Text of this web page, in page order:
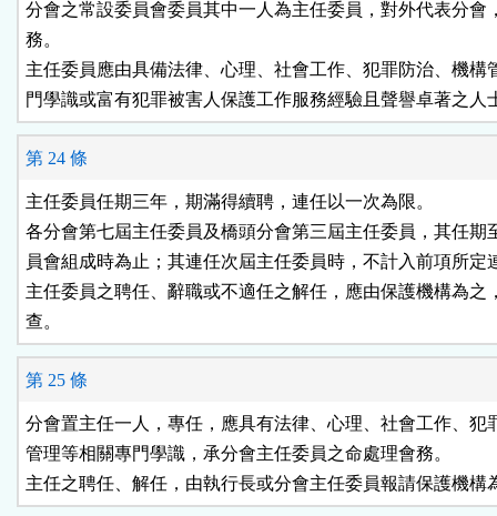
分會之常設委員會委員其中一人為主任委員，對外代表分會
務。
主任委員應由具備法律、心理、社會工作、犯罪防治、機構
門學識或富有犯罪被害人保護工作服務經驗且聲譽卓著之人
第 24 條
主任委員任期三年，期滿得續聘，連任以一次為限。
各分會第七屆主任委員及橋頭分會第三屆主任委員，其任期
員會組成時為止；其連任次屆主任委員時，不計入前項所定
主任委員之聘任、辭職或不適任之解任，應由保護機構為之
查。
第 25 條
分會置主任一人，專任，應具有法律、心理、社會工作、犯
管理等相關專門學識，承分會主任委員之命處理會務。
主任之聘任、解任，由執行長或分會主任委員報請保護機構